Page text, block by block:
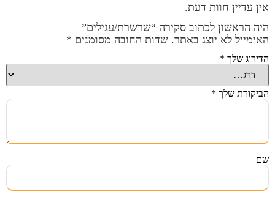
אין עדיין חוות דעת.
היה הראשון לכתוב סקירה “שרשרת/עגילים”
האימייל לא יוצג באתר. שדות החובה מסומנים *
הדירוג שלך *
הביקורת שלך *
שם